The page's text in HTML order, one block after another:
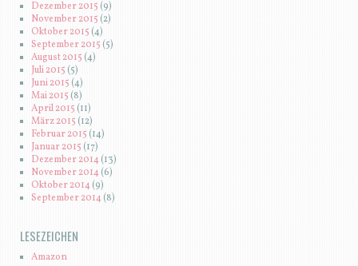
Dezember 2015 (9)
November 2015 (2)
Oktober 2015 (4)
September 2015 (5)
August 2015 (4)
Juli 2015 (5)
Juni 2015 (4)
Mai 2015 (8)
April 2015 (11)
März 2015(12)
Februar 2015 (14)
Januar 2015 (17)
Dezember 2014(13)
November 2014(6)
Oktober 2014(9)
September 2014(8)
LESEZEICHEN
Amazon